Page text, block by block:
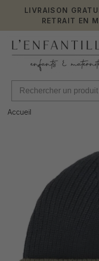
LIVRAISON
RETRAIT EN
Accueil